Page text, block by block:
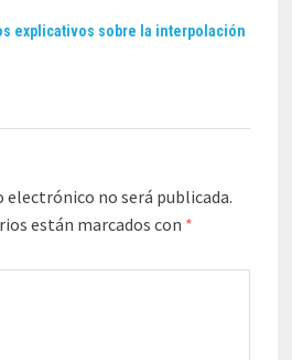
explicativos sobre la interpolación
electrónico no será publicada.
están marcados con *